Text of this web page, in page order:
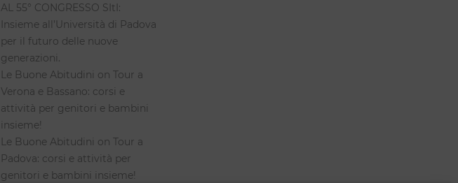
AL 55° CONGRESSO SItI:
Insieme all’Università di Padova
per il futuro delle nuove
generazioni.
Le Buone Abitudini on Tour a
Verona e Bassano: corsi e
attività per genitori e bambini
insieme!
Le Buone Abitudini on Tour a
Padova: corsi e attività per
genitori e bambini insieme!